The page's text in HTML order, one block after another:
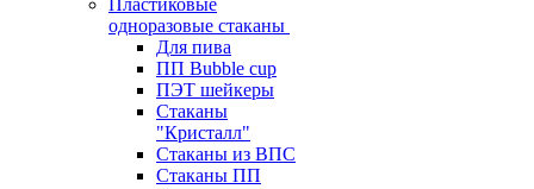
Пластиковые
одноразовые стаканы
Для пива
ПП Bubble cup
ПЭТ шейкеры
Стаканы
"Кристалл"
Стаканы из ВПС
Стаканы ПП